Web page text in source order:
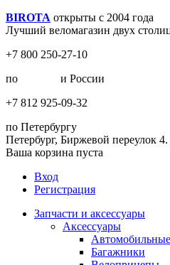
BIROTA открыты с 2004 года
Лучший веломагазин двух
+7 800 250-27-10
по
и России
+7 812 925-09-32
по Петербургу
Петербург, Биржевой переулок
Ваша корзина пуста
Вход
Регистрация
Запчасти и аксессуары
Аксессуары
Багажники